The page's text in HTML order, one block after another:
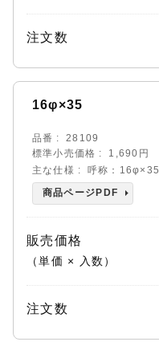
注文数
16φ×35
品番
28109
標準小売価格
1,690円
主な仕様
呼称：16φ×35
商品ページPDF
販売価格
（単価 × 入数）
注文数